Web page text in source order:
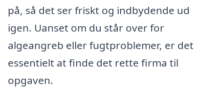
på, så det ser friskt og indbydende ud
igen. Uanset om du står over for
algeangreb eller fugtproblemer, er det
essentielt at finde det rette firma til
opgaven.